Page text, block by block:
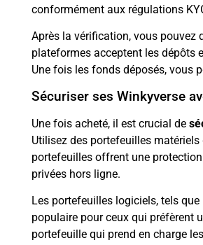
conformément aux régulations
Après la vérification, vous pouvez
plateformes acceptent les dépôts
Une fois les fonds déposés, vous
Sécuriser ses Winkyverse
Une fois acheté, il est crucial de
Utilisez des portefeuilles
portefeuilles offrent une
privées hors ligne.
Les portefeuilles logiciels, tels
populaire pour ceux qui préfèrent
portefeuille qui prend en charge